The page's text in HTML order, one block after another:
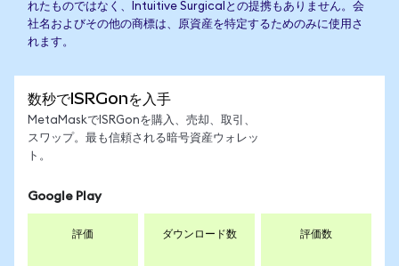
れたものではなく、Intuitive Surgicalとの提携もありません。会
社名およびその他の商標は、原資産を特定するためのみに使用さ
れます。
数秒でISRGonを入手
MetaMaskでISRGonを購入、売却、取引、
スワップ。最も信頼される暗号資産ウォレッ
ト。
Google Play
評価 ダウンロード数 評価数